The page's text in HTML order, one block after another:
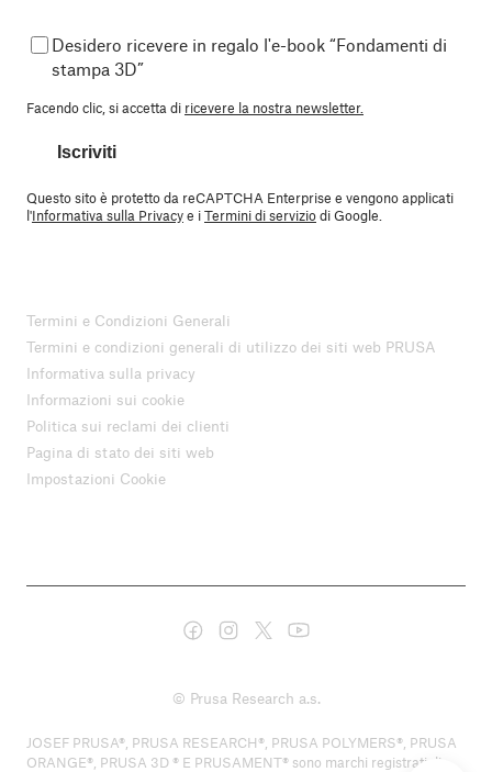
Desidero ricevere in regalo l'e-book “Fondamenti di
stampa 3D”
Facendo clic, si accetta di ricevere la nostra newsletter.
Iscriviti
Questo sito è protetto da reCAPTCHA Enterprise e vengono applicati
l'Informativa sulla Privacye iTermini di serviziodi Google.
Termini e Condizioni Generali
Termini e condizioni generali di utilizzo dei siti web PRUSA
Informativa sulla privacy
Informazioni sui cookie
Politica sui reclami dei clienti
Pagina di stato dei siti web
Impostazioni Cookie
© Prusa Research a.s.
JOSEF PRUSA®, PRUSA RESEARCH®, PRUSA POLYMERS®, PRUSA
ORANGE®, PRUSA 3D ® E PRUSAMENT® sono marchi registrati di